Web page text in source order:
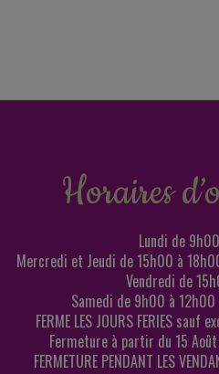
Horaires
Lundi de
Mercredi et Jeudi de 15h00 à
Vendredi de
Samedi de 9h00 à
FERME LES JOURS FERIES
Fermeture à partir du 15
FERMETURE PENDANT LES